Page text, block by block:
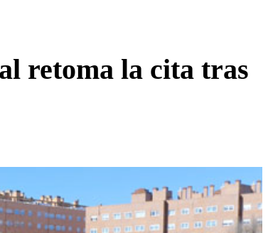
retoma la cita tras